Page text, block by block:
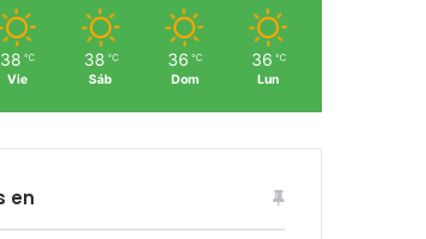
38 ℃
Vie
38 ℃
Sáb
36 ℃
Dom
36 ℃
Lun
en